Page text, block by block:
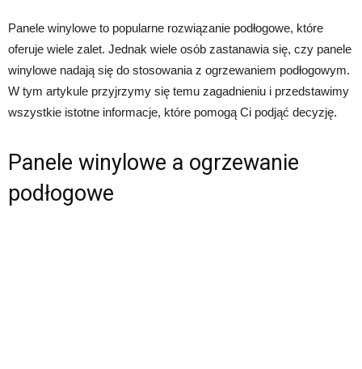
Panele winylowe to popularne rozwiązanie podłogowe, które
oferuje wiele zalet. Jednak wiele osób zastanawia się, czy panele
winylowe nadają się do stosowania z ogrzewaniem podłogowym.
W tym artykule przyjrzymy się temu zagadnieniu i przedstawimy
wszystkie istotne informacje, które pomogą Ci podjąć decyzję.
Panele winylowe a ogrzewanie
podłogowe